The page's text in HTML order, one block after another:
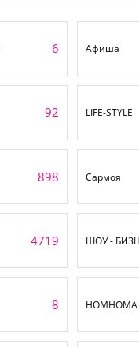
6 Афиша
92 LIFE-STYLE
898 Сармоя
4719 ШОУ -
8 НОМНОМА